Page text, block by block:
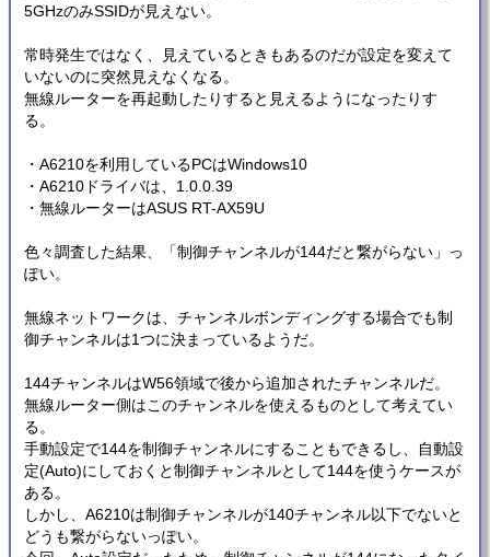
5GHzのみSSIDが見えない。
常時発生ではなく、見えているときもあるのだが設定を変えて
いないのに突然見えなくなる。
無線ルーターを再起動したりすると見えるようになったりす
る。
・A6210を利用しているPCはWindows10
・A6210ドライバは、1.0.0.39
・無線ルーターはASUS RT-AX59U
色々調査した結果、「制御チャンネルが144だと繋がらない」っ
ぽい。
無線ネットワークは、チャンネルボンディングする場合でも制
御チャンネルは1つに決まっているようだ。
144チャンネルはW56領域で後から追加されたチャンネルだ。
無線ルーター側はこのチャンネルを使えるものとして考えてい
る。
手動設定で144を制御チャンネルにすることもできるし、自動設
定(Auto)にしておくと制御チャンネルとして144を使うケースが
ある。
しかし、A6210は制御チャンネルが140チャンネル以下でないと
どうも繋がらないっぽい。